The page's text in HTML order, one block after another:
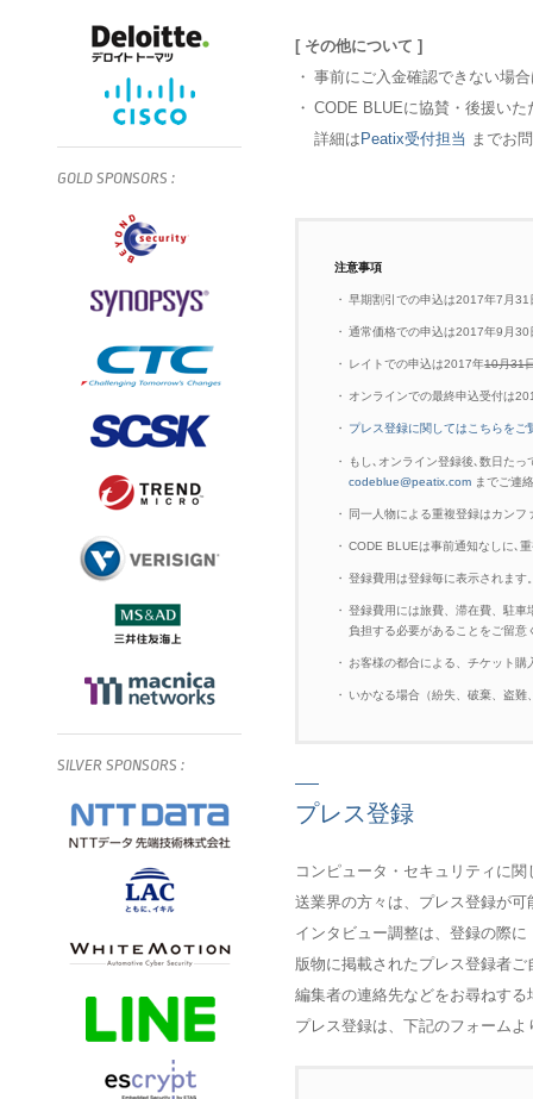
[ その他について ]
・ 事前にご入金確認できない場
・ CODE BLUEに協賛・後援い
詳細は Peatix受付担当 までお
注意事項
・ 早期割引での申込は2017年7月31
・ 通常価格での申込は2017年9月30
・ レイトでの申込は2017年10月31
・ オンラインでの最終申込受付は
・ プレス登録に関してはこちらをご
・
もし､オンライン登録後､数日た
codeblue@peatix.com までご連
・ 同一人物による重複登録はカン
・ CODE BLUEは事前通知なしに､
・ 登録費用は登録毎に表示されます
・ 登録費用には旅費、滞在費、駐
負担する必要があることをご留意
・ お客様の都合による、チケット
・ いかなる場合（紛失、破棄、盗
プレス登録
コンピュータ・セキュリティに
送業界の方々は、プレス登録が
インタビュー調整は、登録の際
版物に掲載されたプレス登録者
編集者の連絡先などをお尋ねす
プレス登録は、下記のフォーム
GOLD SPONSORS :
SILVER SPONSORS :